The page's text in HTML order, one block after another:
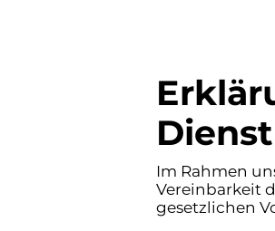
Im Rahmen
Vereinbarkeit
gesetzlichen